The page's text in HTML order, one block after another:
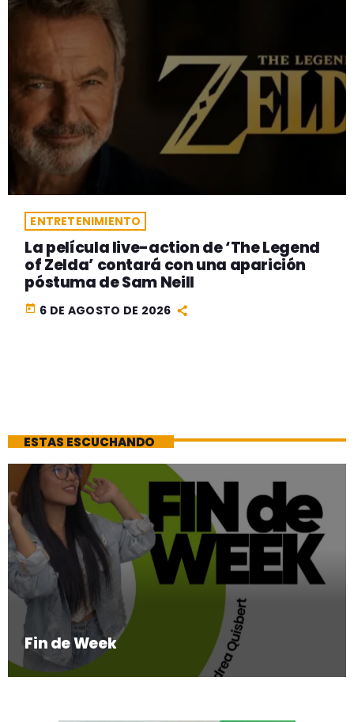
ENTRETENIMIENTO
La película live-action de ‘The Legend
of Zelda’ contará con una aparición
póstuma de Sam Neill
today 6 DE AGOSTO DE 2026
ESTAS ESCUCHANDO
Fin de Week